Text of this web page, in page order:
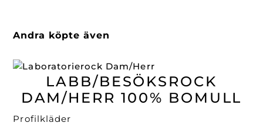
Andra köpte även
LABB/BESÖKSROCK
DAM/HERR 100% BOMULL
Profilkläder